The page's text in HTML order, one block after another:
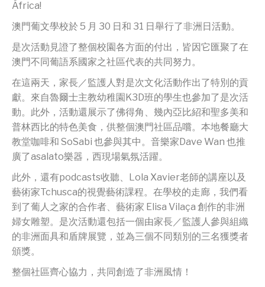
África!
澳門葡文學校於 5 月 30 日和 31 日舉行了非洲日活動。
是次活動見證了整個校園各方面的付出，皆因它匯聚了在
澳門不同葡語系國家之社區代表的共同努力。
在這兩天，家長／監護人對是次文化活動作出了特別的貢
獻。來自魯爾士主教幼稚園K3D班的學生也參加了是次活
動。此外，活動還展示了佛得角、幾內亞比紹和聖多美和
普林西比的特色美食，供整個澳門社區品嚐。本地餐廳大
教堂咖啡和 SoSabi 也參與其中。音樂家Dave Wan 也推
廣了asalato樂器，西現場氣氛活躍。
此外，還有podcasts收聽、Lola Xavier老師的講座以及
藝術家Tchusca的視覺藝術課程。在學校的走廊，我們看
到了葡人之家的合作者、藝術家 Elisa Vilaça 創作的非洲
婦女雕塑。是次活動還包括一個由家長／監護人參與組織
的非洲面具和盾牌展覽，並為三個不同類別的三名獲獎者
頒獎。
整個社區齊心協力，共同創造了非洲風情！